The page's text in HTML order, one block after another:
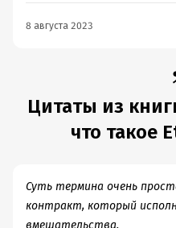
8 августа 2023
Цитаты из
что такое
Суть термина очень
контракт, который
вмешательства.